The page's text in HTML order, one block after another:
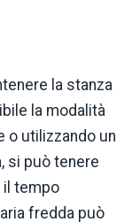
la stanza
la modalità
o utilizzando un
si può tenere
il tempo
fredda può